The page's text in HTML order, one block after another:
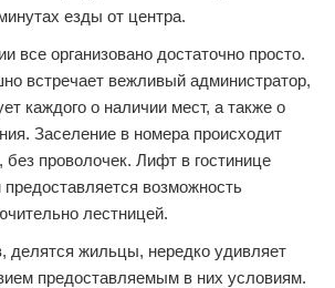
езды от центра.
все организовано достаточно просто.
встречает вежливый администратор,
каждого о наличии мест, а также о
Заселение в номера происходит
без проволочек. Лифт в гостинице
предоставляется возможность
лестницей.
делятся жильцы, нередко удивляет
предоставляемым в них условиям.